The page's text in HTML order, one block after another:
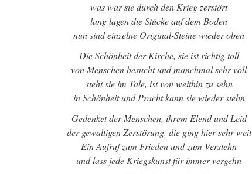
was war sie durch den Krieg zerstört
lang lagen die Stücke auf dem Boden
nun sind einzelne Original-Steine wieder oben
Die Schönheit der Kirche, sie ist richtig toll
von Menschen besucht und manchmal sehr voll
steht sie im Tale, ist von weithin zu sehn
in Schönheit und Pracht kann sie wieder stehn
Gedenket der Menschen, ihrem Elend und Leid
der gewaltigen Zerstörung, die ging hier sehr weit
Ein Aufruf zum Frieden und zum Verstehn
und lass jede Kriegskunst für immer vergehn